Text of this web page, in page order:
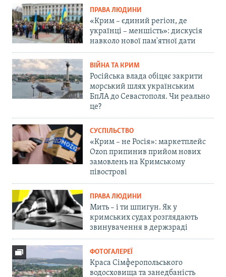
ПРАВА ЛЮДИНИ
«Крим – єдиний регіон, де
українці – меншість»: дискусія
навколо нової пам'ятної дати
ВІЙНА ТА КРИМ
Російська влада обіцяє закрити
морський шлях українським
БпЛА до Севастополя. Чи реально
це?
СУСПІЛЬСТВО
«Крим – не Росія»: маркетплейс
Ozon припинив прийом нових
замовлень на Кримському
півострові
ПРАВА ЛЮДИНИ
Мить – і ти шпигун. Як у
кримських судах розглядають
звинувачення в держзраді
ФОТОГАЛЕРЕЇ
Краса Сімферопольського
водосховища та занедбаність